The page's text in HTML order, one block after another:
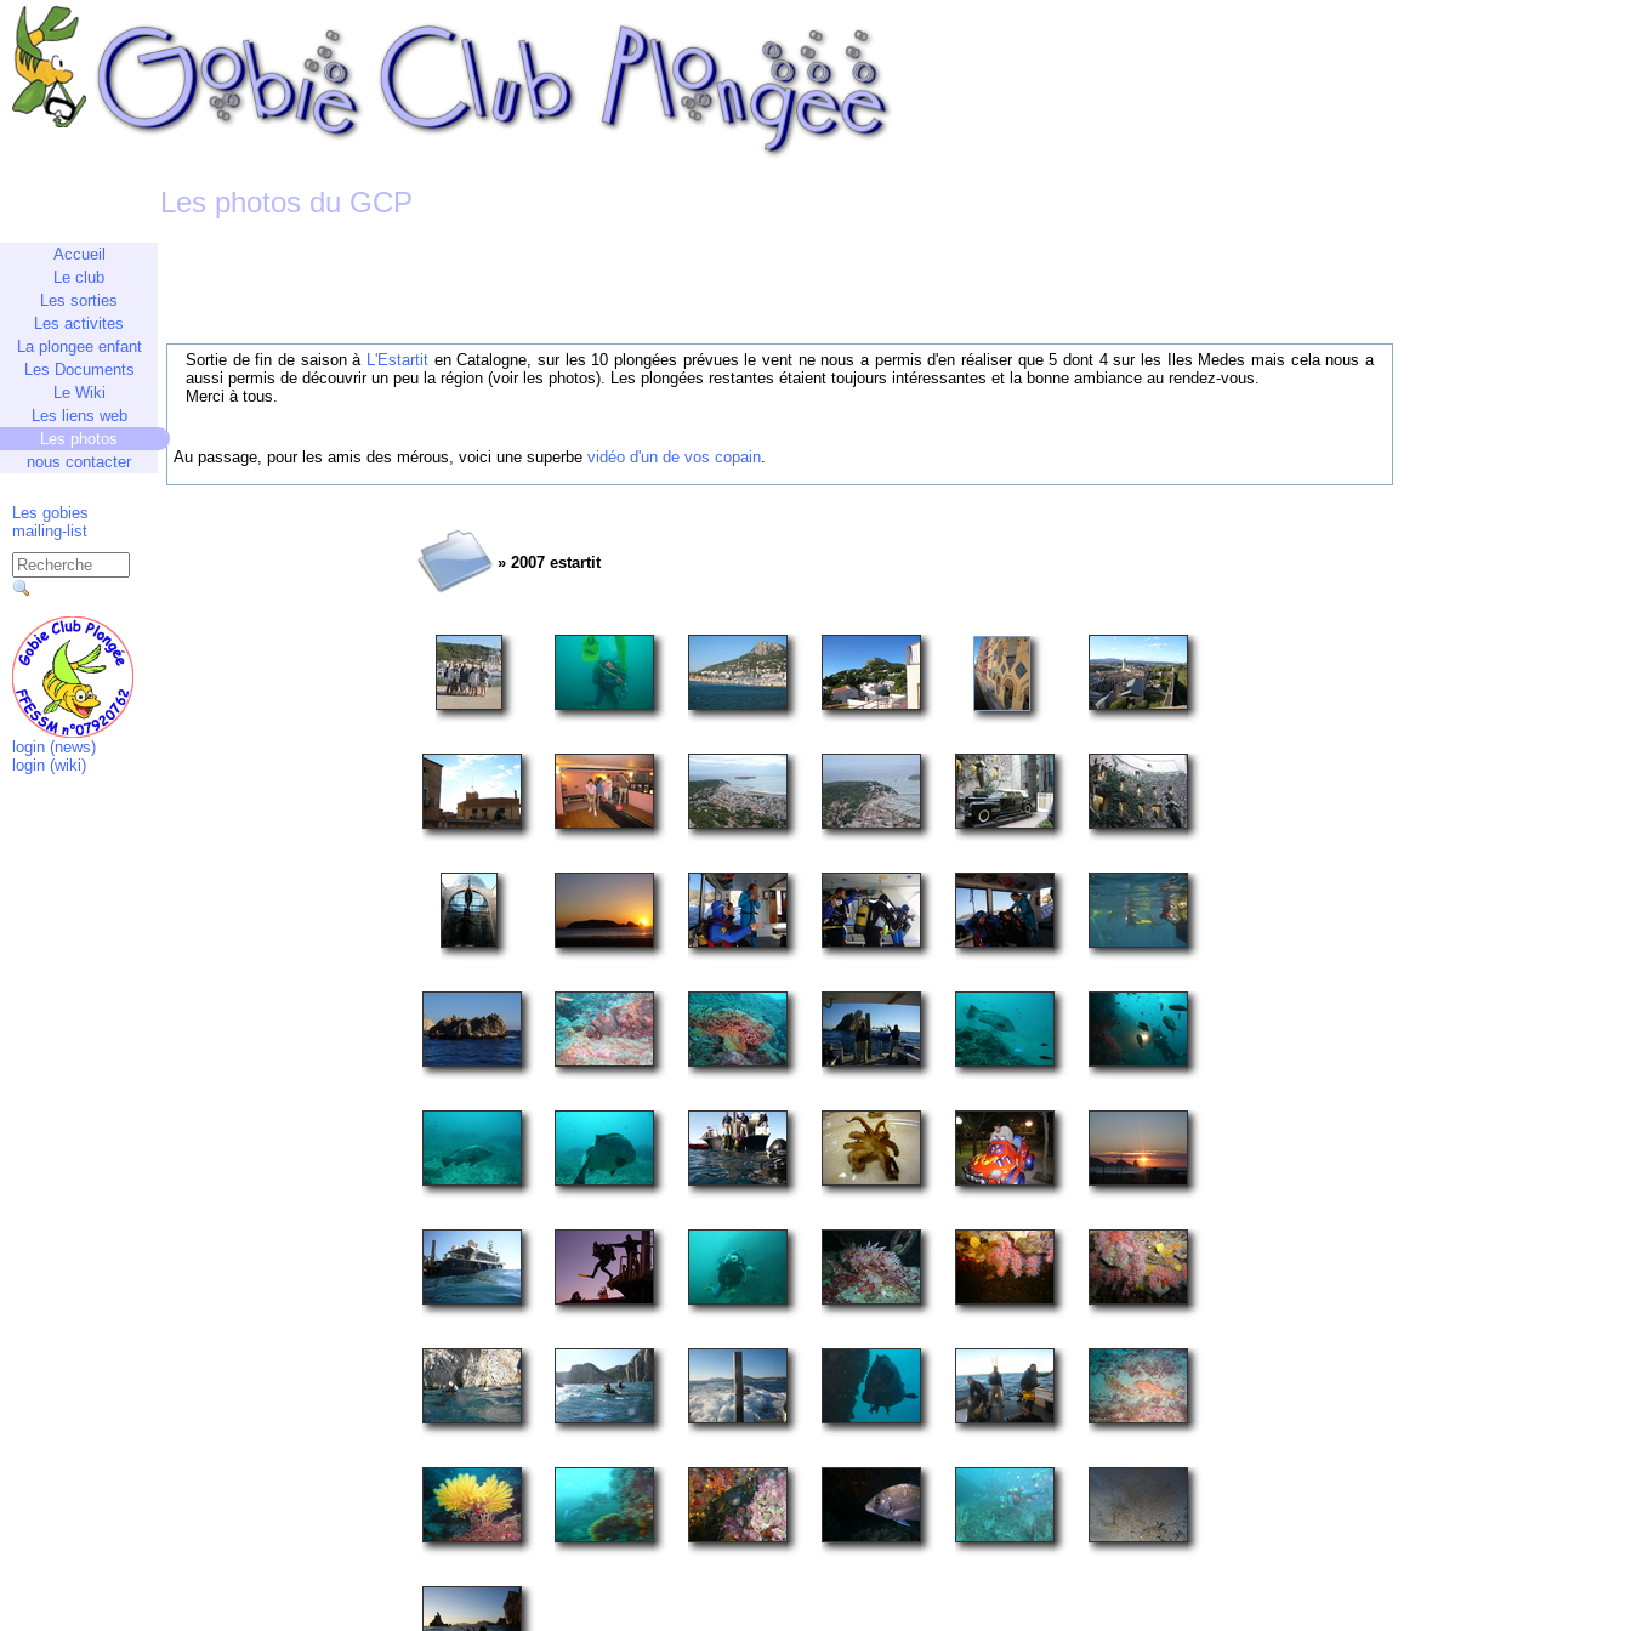
Les photos du GCP
Accueil
Le club
Les sorties
Les activites
La plongee enfant
Les Documents
Le Wiki
Les liens web
Les photos
nous contacter
Les gobies
mailing-list
login (news)
login (wiki)
Sortie de fin de saison à L'Estartit en Catalogne, sur les 10 plongées prévues le vent ne nous a permis d'en réaliser que 5 dont 4 sur les Iles Medes mais cela nous a
aussi permis de découvrir un peu la région (voir les photos). Les plongées restantes étaient toujours intéressantes et la bonne ambiance au rendez-vous.
Merci à tous.
Au passage, pour les amis des mérous, voici une superbe vidéo d'un de vos copain.
» 2007 estartit